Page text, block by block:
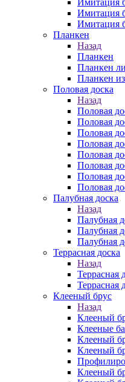
Имитация
Имитация
Имитация
Планкен
Назад
Планкен
Планкен
Планкен
Половая доска
Назад
Половая
Половая
Половая
Половая
Половая
Половая
Половая
Половая
Палубная доска
Назад
Палубная
Палубная
Палубная
Террасная доска
Назад
Террасная
Террасная
Клееный брус
Назад
Клееный
Клееные
Клееный
Клееный
Клееный